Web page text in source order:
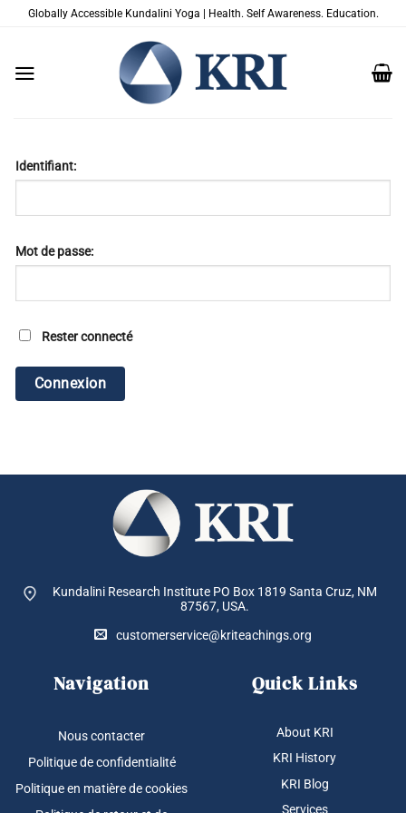
PasserGlobally Accessible Kundalini Yoga | Health. Self Awareness. Education.
Identifiant:
Mot de passe:
Rester connecté
Connexion
Kundalini Research Institute PO Box 1819 Santa Cruz, NM
87567, USA.
customerservice@kriteachings.org
Navigation
Nous contacter
Politique de confidentialité
Politique en matière de cookies
Quick Links
About KRI
KRI History
KRI Blog
Services